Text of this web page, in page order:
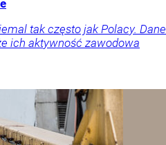
tak często jak Polacy. Dane
ich aktywność zawodowa